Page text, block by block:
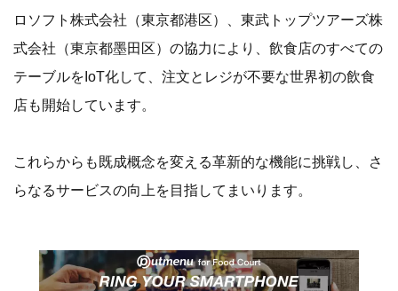
ロソフト株式会社（東京都港区）、東武トップツアーズ株
式会社（東京都墨田区）の協力により、飲食店のすべての
テーブルをIoT化して、注文とレジが不要な世界初の飲食
店も開始しています。
これらからも既成概念を変える革新的な機能に挑戦し、さ
らなるサービスの向上を目指してまいります。